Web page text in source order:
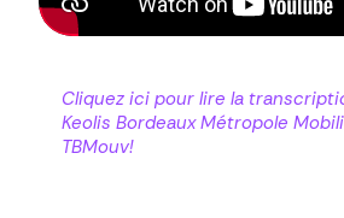
Cliquez ici pour lire la
Keolis Bordeaux Métropole
TBMouv!